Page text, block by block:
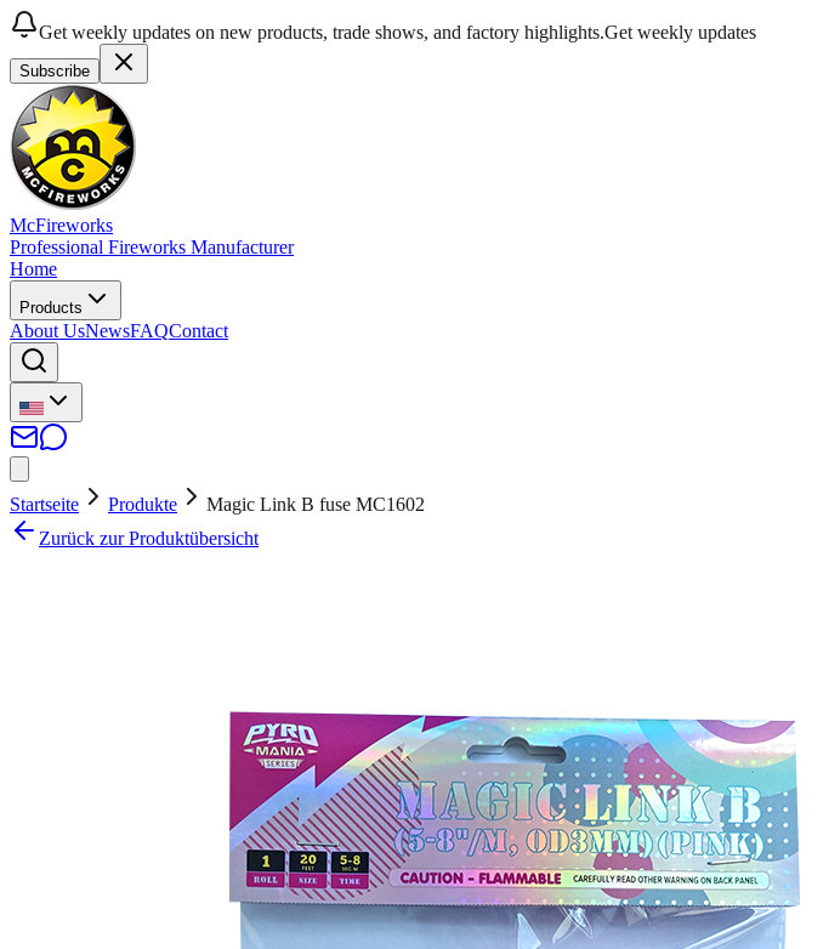
Get weekly updates on new products, trade shows, and factory highlights.Get weekly updates
Subscribe
McFireworks
Professional Fireworks Manufacturer
Home
Products
About UsNewsFAQContact
Startseite Produkte
Magic Link B fuse MC1602
Zurück zur Produktübersicht